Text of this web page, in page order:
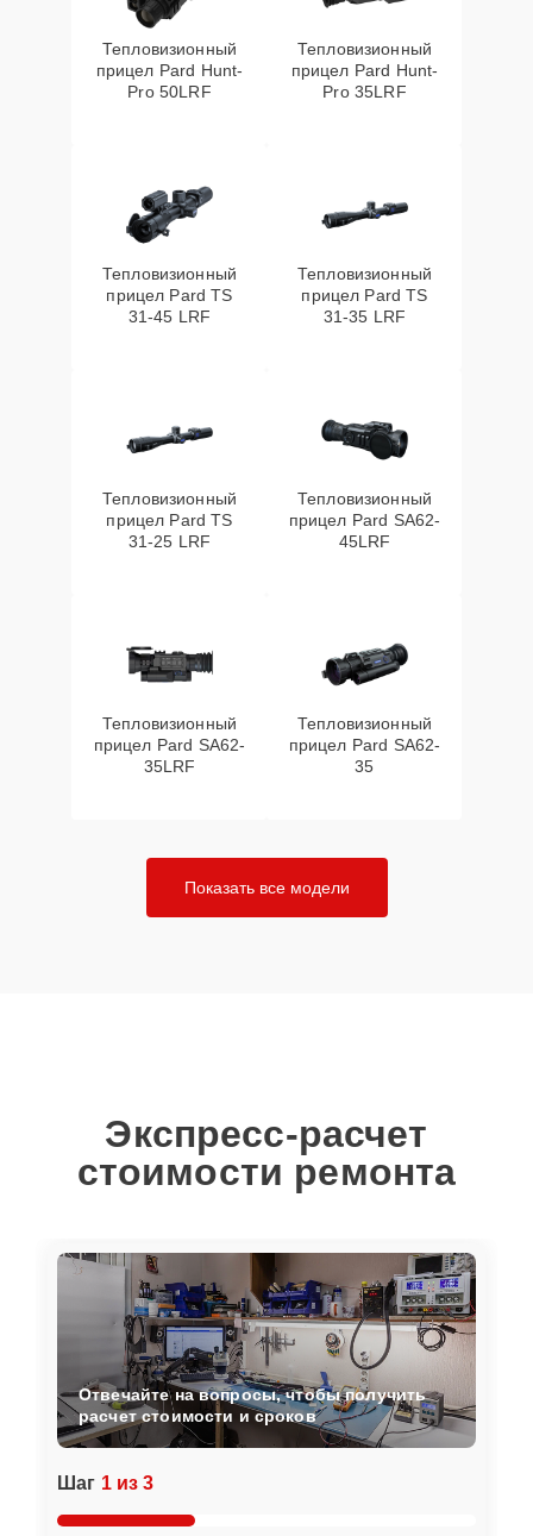
Тепловизионный
прицел Pard Hunt-
Pro 50LRF
Тепловизионный
прицел Pard Hunt-
Pro 35LRF
Тепловизионный
прицел Pard TS
31-45 LRF
Тепловизионный
прицел Pard TS
31-35 LRF
Тепловизионный
прицел Pard TS
31-25 LRF
Тепловизионный
прицел Pard SA62-
45LRF
Тепловизионный
прицел Pard SA62-
35LRF
Тепловизионный
прицел Pard SA62-
35
Показать все модели
Экспресс-расчет
стоимости ремонта
Шаг 1 из 3
Отвечайте на вопросы, чтобы получить
расчет стоимости и сроков